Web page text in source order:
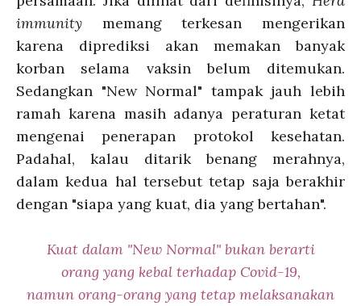
immunity memang terkesan mengerikan
karena diprediksi akan memakan banyak
korban selama vaksin belum ditemukan.
Sedangkan "New Normal" tampak jauh lebih
ramah karena masih adanya peraturan ketat
mengenai penerapan protokol kesehatan.
Padahal, kalau ditarik benang merahnya,
dalam kedua hal tersebut tetap saja berakhir
dengan "siapa yang kuat, dia yang bertahan".
Kuat dalam "New Normal" bukan berarti
orang yang kebal terhadap Covid-19,
namun orang-orang yang tetap melaksanakan